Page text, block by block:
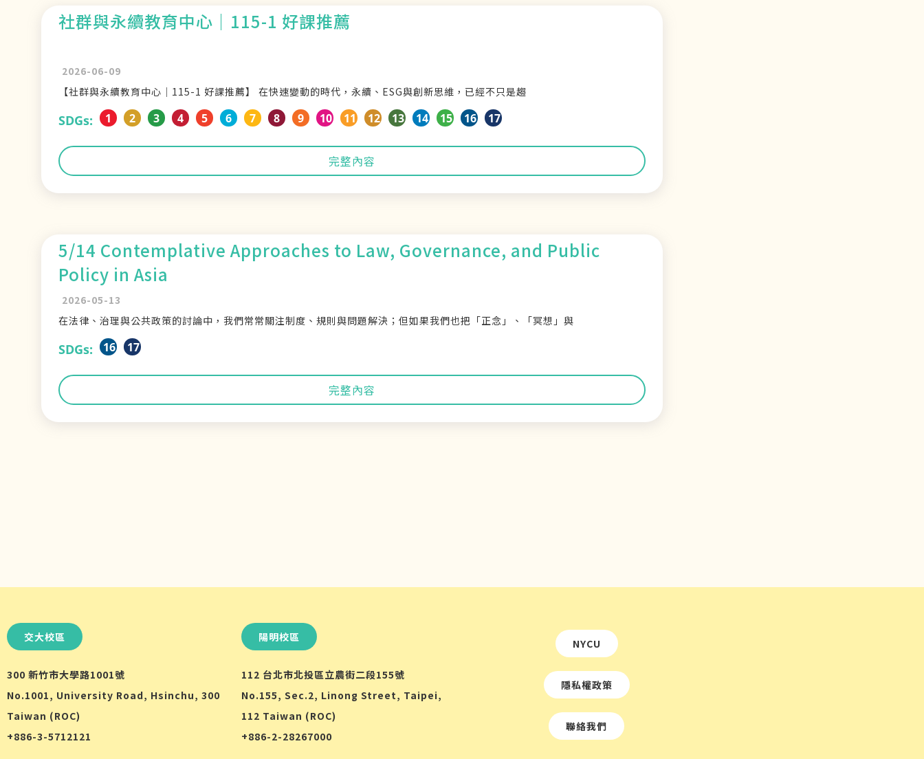
社群與永續教育中心｜115-1 好課推薦
2026-06-09
【社群與永續教育中心｜115-1 好課推薦】 在快速變動的時代，永續、ESG與創新思維，已經不只是趨
SDGs: 1 2 3 4 5 6 7 8 9 10 11 12 13 14 15 16 17
完整內容
5/14 Contemplative Approaches to Law, Governance, and Public
Policy in Asia
2026-05-13
在法律、治理與公共政策的討論中，我們常常關注制度、規則與問題解決；但如果我們也把「正念」、「冥想」與
SDGs: 16 17
完整內容
交大校區
300 新竹市大學路1001號
No.1001, University Road, Hsinchu, 300
Taiwan (ROC)
+886-3-5712121
陽明校區
112 台北市北投區立農街二段155號
No.155, Sec.2, Linong Street, Taipei,
112 Taiwan (ROC)
+886-2-28267000
NYCU
隱私權政策
聯絡我們